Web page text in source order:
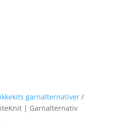
garnalternativer/
| Garnalternativ